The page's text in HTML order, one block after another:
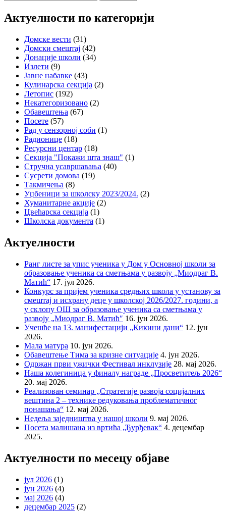
за:
Актуелности по категорији
Домске вести (31)
Домски смештај (42)
Донације школи (34)
Излети (9)
Јавне набавке (43)
Кулинарска секција (2)
Летопис (192)
Некатегоризовано (2)
Обавештења (67)
Посете (57)
Рад у сензорној соби (1)
Радионице (18)
Ресурсни центар (18)
Секција "Покажи шта знаш" (1)
Стручна усавршавања (40)
Сусрети домова (19)
Такмичења (8)
Уџбеници за школску 2023/2024. (2)
Хуманитарне акције (2)
Цвећарска секција (1)
Школска документа (1)
Актуелности
Ранг листе за упис ученика у Дом у Основној школи за
образовање ученика са сметњама у развоју „Миодраг В.
Матић“ 17. јул 2026.
Конкурс за пријем ученика средњих школа у установу за
смештај и исхрану деце у школској 2026/2027. години, а
у склопу ОШ за образовање ученика са сметњама у
развоју „Миодраг В. Матић″ 16. јун 2026.
Учешће на 13. манифестацији „Кикини дани“ 12. јун
2026.
Мала матура 10. јун 2026.
Обавештење Тима за кризне ситуације 4. јун 2026.
Одржан први ужички Фестивал инклузије 28. мај 2026.
Наша колегиница у финалу награде „Просветитељ 2026“
20. мај 2026.
Реализован семинар „Стратегије развоја социјалних
вештина 2 – технике редуковања проблематичног
понашања“ 12. мај 2026.
Недеља заједништва у нашој школи 9. мај 2026.
Посета малишана из вртића „Ђурђевак“ 4. децембар
2025.
Актуелности по месецу објаве
јул 2026 (1)
јун 2026 (4)
мај 2026 (4)
децембар 2025 (2)